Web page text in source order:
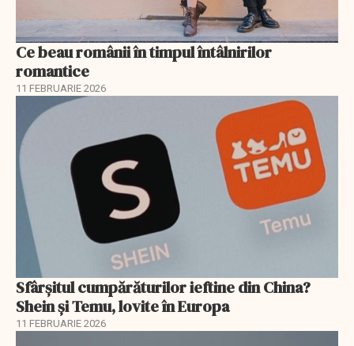
Ce beau românii în timpul întâlnirilor
romantice
11 FEBRUARIE 2026
Sfârșitul cumpărăturilor ieftine din China?
Shein și Temu, lovite în Europa
11 FEBRUARIE 2026